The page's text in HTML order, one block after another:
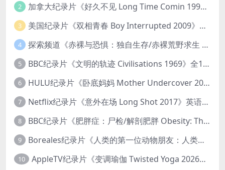
2 加拿大纪录片《好久不见 Long Time Comin 1993》英语中英双字 官方纯净版 1080P/MKV/1G 女同性艺术家
3 美国纪录片《双相青春 Boy Interrupted 2009》英语中英双字 官方纯净版 1080P/MKV/1.43G 青少年躁郁症
4 探索频道《赤裸与恐惧：独自生存/赤裸荒野求生 Naked and Afraid: Solo 2023》第一季全8集 英语中英双字 官方纯净版 高码1080P/MKV/45.4G
5 BBC纪录片《文明的轨迹 Civilisations 1969》全13集 英语中英双字 高清收藏版 1080P/MKV/64.1G 西方艺术史话
6 HULU纪录片《卧底妈妈 Mother Undercover 2023》全4集 英语中英双字 官方纯净版 1080P/MKV/7.6G 拯救孩子
7 Netflix纪录片《意外在场 Long Shot 2017》英语中字 720P/NKV/1.06GB 美国谋杀误判案件
8 BBC纪录片《肥胖症：尸检/解剖肥胖 Obesity: The Post Mortem 2016》英语中英双字 无水印纯净版 1080P/MKV/1.03G
9 Boreales纪录片《人类的第一位动物朋友：人类和狗的神奇故事 Man’s First Friend 2018》英语中英双字 1080P/MP4/1.8G 狗的神奇故事
10 AppleTV纪录片《变调瑜伽 Twisted Yoga 2026》全3集 英语中英双字 无水印纯净版 1080P/MKV/10G 瑜伽大师背后的真相